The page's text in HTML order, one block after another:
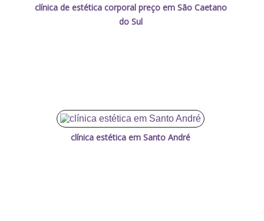
clínica de estética corporal preço em São Caetano
do Sul
clínica estética em Santo André